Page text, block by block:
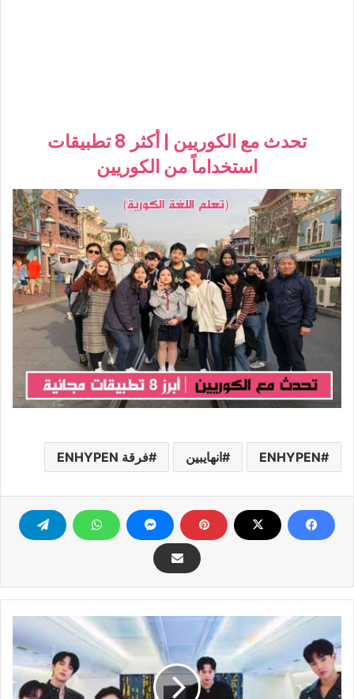
تحدث مع الكوريين | أكثر 8 تطبيقات
استخداماً من الكوريين
ENHYPEN انهايبين فرقة ENHYPEN
واحد..أعضاء
فرقة
Monsta
X